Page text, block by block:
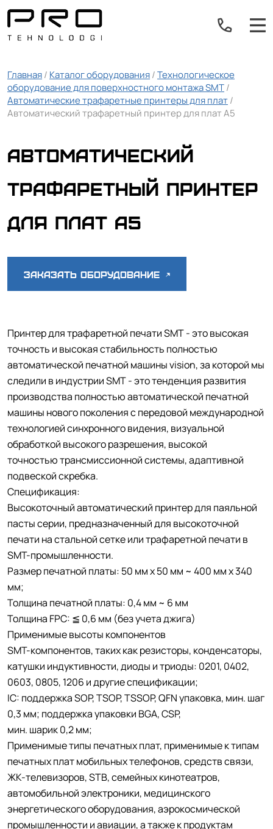
Главная/ Каталог оборудования/Технологическое
оборудование для поверхностного монтажа SMT/
Автоматические трафаретные принтеры для плат/
Автоматический трафаретный принтер для плат A5
Автоматический
трафаретный принтер
для плат A5
Заказать оборудование
Принтер для трафаретной печати SMT - это высокая
точность и высокая стабильность полностью
автоматической печатной машины vision, за которой мы
следили в индустрии SMT - это тенденция развития
производства полностью автоматической печатной
машины нового поколения с передовой международной
технологией синхронного видения, визуальной
обработкой высокого разрешения, высокой
точностью трансмиссионной системы, адаптивной
подвеской скребка.
Спецификация:
Высокоточный автоматический принтер для паяльной
пасты серии, предназначенный для высокоточной
печати на стальной сетке или трафаретной печати в
SMT-промышленности.
Размер печатной платы: 50 мм x 50 мм ~ 400 мм x 340
мм;
Толщина печатной платы: 0,4 мм ~ 6 мм
Толщина FPC: ≦ 0,6 мм (без учета джига)
Применимые высоты компонентов
SMT-компонентов, таких как резисторы, конденсаторы,
катушки индуктивности, диоды и триоды: 0201, 0402,
0603, 0805, 1206 и другие спецификации;
IC: поддержка SOP, TSOP, TSSOP, QFN упаковка, мин. шаг
0,3 мм; поддержка упаковки BGA, CSP,
мин. шарик 0,2 мм;
Применимые типы печатных плат, применимые к типам
печатных плат мобильных телефонов, средств связи,
ЖК-телевизоров, STB, семейных кинотеатров,
автомобильной электроники, медицинского
энергетического оборудования, аэрокосмической
промышленности и авиации, а также к продуктам